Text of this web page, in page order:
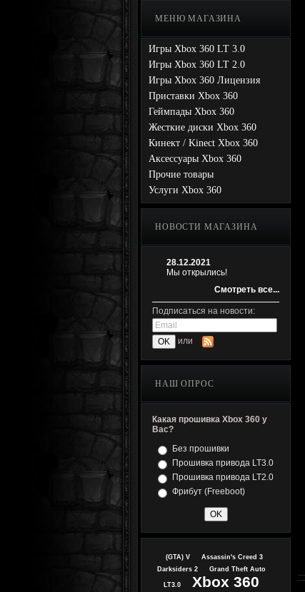
МЕНЮ МАГАЗИНА
Игры Xbox 360 LT 3.0
Игры Xbox 360 LT 2.0
Игры Xbox 360 Лицензия
Приставки Xbox 360
Геймпады Xbox 360
Жесткие диски Xbox 360
Кинект / Kinect Xbox 360
Аксессуары Xbox 360
Прочие товары
Услуги Xbox 360
НОВОСТИ МАГАЗИНА
28.12.2021
Мы открылись!
Смотреть все...
Подписаться на новости:
или
НАШ ОПРОС
Какая прошивка Xbox 360 у
Вас?
Без прошивки
Прошивка привода LT3.0
Прошивка привода LT2.0
Фрибут (Freeboot)
(GTA) V
Assassin's Creed 3
Darksiders 2
Grand Theft Auto
LT3.0 Xbox 360